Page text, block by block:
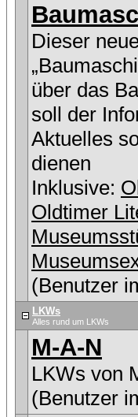
Dieser
über das
soll der
Aktuelles
dienen
Inklusive:
Oldtimer
(Benutzer
LKWs
Alles rund um LKWs
M-A-N
LKWs von
(Benutzer